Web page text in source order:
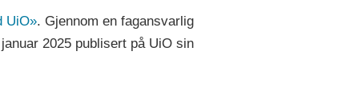
UiO». Gjennom en fagansvarlig
2025 publisert på UiO sin